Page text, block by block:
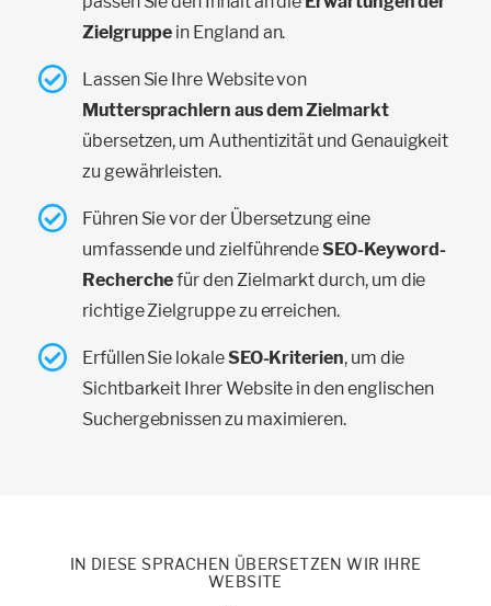
Zielgruppe in England an.
Lassen Sie Ihre Website von
Muttersprachlern aus dem Zielmarkt
übersetzen, um Authentizität und Genauigkeit
zu gewährleisten.
Führen Sie vor der Übersetzung eine
umfassende und zielführendeSEO-Keyword-
Recherchefür den Zielmarkt durch, um die
richtige Zielgruppe zu erreichen.
Erfüllen Sie lokaleSEO-Kriterien, um die
Sichtbarkeit Ihrer Website in den englischen
Suchergebnissen zu maximieren.
IN DIESE SPRACHEN ÜBERSETZEN WIR IHRE
WEBSITE